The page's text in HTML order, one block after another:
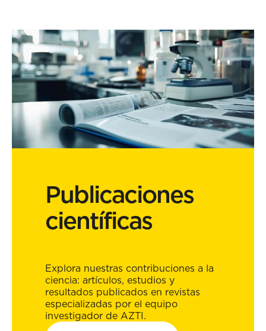
Publicaciones
científicas
Explora nuestras contribuciones a la
ciencia: artículos, estudios y
resultados publicados en revistas
especializadas por el equipo
investigador de AZTI.